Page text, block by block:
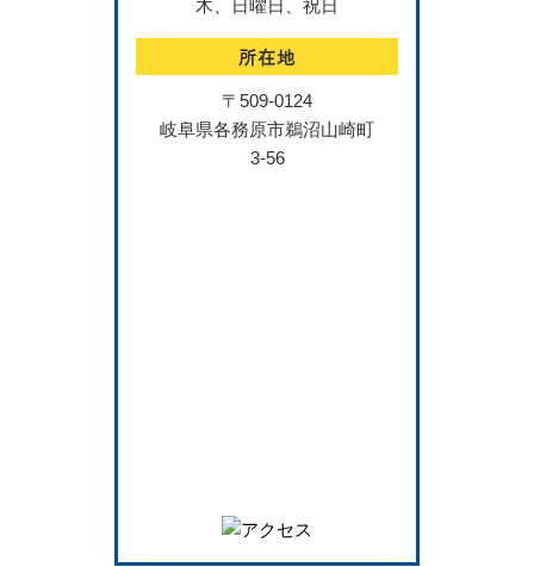
木、日曜日、祝日
所在地
〒509-0124
岐阜県各務原市鵜沼山崎町
3-56